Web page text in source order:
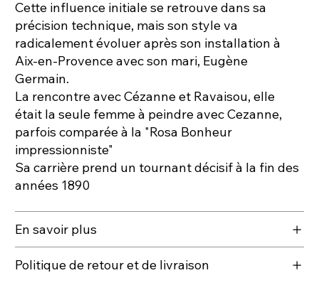
Cette influence initiale se retrouve dans sa
précision technique, mais son style va
radicalement évoluer après son installation à
Aix-en-Provence avec son mari, Eugène
Germain.
La rencontre avec Cézanne et Ravaisou, elle
était la seule femme à peindre avec Cezanne,
parfois comparée à la "Rosa Bonheur
impressionniste"
Sa carrière prend un tournant décisif à la fin des
années 1890
En savoir plus
Politique de retour et de livraison